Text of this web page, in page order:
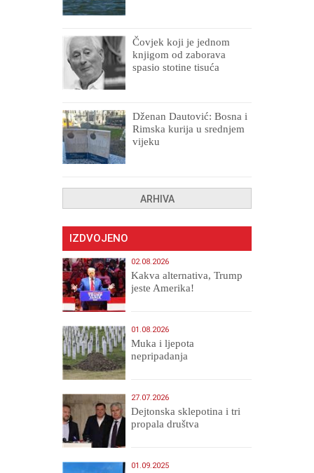
Čovjek koji je jednom
knjigom od zaborava
spasio stotine tisuća
Dženan Dautović: Bosna i
Rimska kurija u srednjem
vijeku
ARHIVA
IZDVOJENO
02.08.2026
Kakva alternativa, Trump
jeste Amerika!
01.08.2026
Muka i ljepota
nepripadanja
27.07.2026
Dejtonska sklepotina i tri
propala društva
01.09.2025